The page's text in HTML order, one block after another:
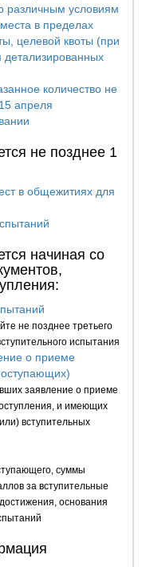
различным условиям
в пределах
целевой квоты (при
детализированных
количество не
апреля
не позднее 1
в общежитиях для
начиная со
не позднее третьего
испытания
о приеме
заявление о приеме
и имеющих
вступительных
суммы
за вступительные
основания